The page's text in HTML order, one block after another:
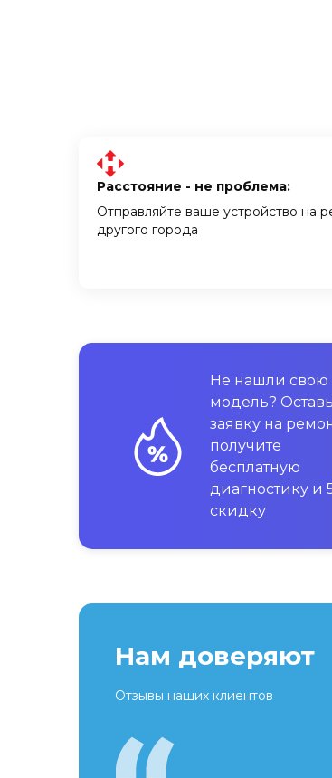
Расстояние - не проблема:
Отправляйте ваше устройство на
другого города
Не нашли свою
модель?
заявку на
получите
бесплатную
диагностику и
скидку
Нам доверяют
Отзывы наших клиентов